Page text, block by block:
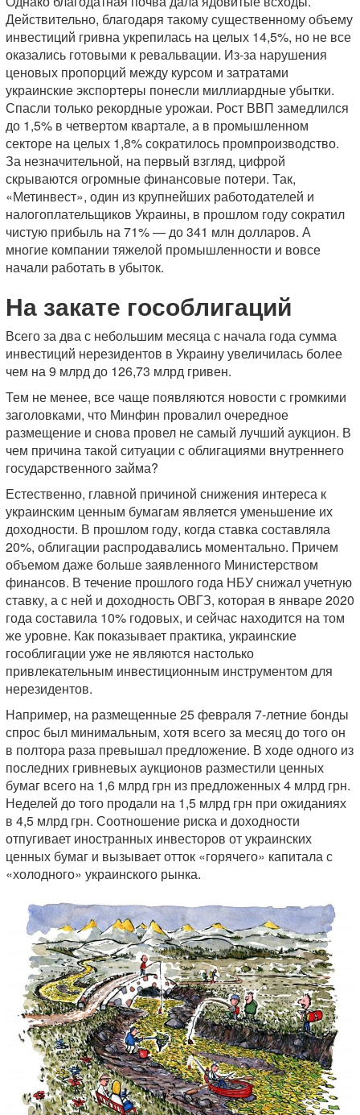
Действительно, благодаря такому существенному объему
инвестиций гривна укрепилась на целых 14,5%, но не все
оказались готовыми к ревальвации. Из-за нарушения
ценовых пропорций между курсом и затратами
украинские экспортеры понесли миллиардные убытки.
Спасли только рекордные урожаи. Рост ВВП замедлился
до 1,5% в четвертом квартале, а в промышленном
секторе на целых 1,8% сократилось промпроизводство.
За незначительной, на первый взгляд, цифрой
скрываются огромные финансовые потери. Так,
«Метинвест», один из крупнейших работодателей и
налогоплательщиков Украины, в прошлом году сократил
чистую прибыль на 71% — до 341 млн долларов. А
многие компании тяжелой промышленности и вовсе
начали работать в убыток.
На закате гособлигаций
Всего за два с небольшим месяца с начала года сумма
инвестиций нерезидентов в Украину увеличилась более
чем на 9 млрд до 126,73 млрд гривен.
Тем не менее, все чаще появляются новости с громкими
заголовками, что Минфин провалил очередное
размещение и снова провел не самый лучший аукцион. В
чем причина такой ситуации с облигациями внутреннего
государственного займа?
Естественно, главной причиной снижения интереса к
украинским ценным бумагам является уменьшение их
доходности. В прошлом году, когда ставка составляла
20%, облигации распродавались моментально. Причем
объемом даже больше заявленного Министерством
финансов. В течение прошлого года НБУ снижал учетную
ставку, а с ней и доходность ОВГЗ, которая в январе 2020
года составила 10% годовых, и сейчас находится на том
же уровне. Как показывает практика, украинские
гособлигации уже не являются настолько
привлекательным инвестиционным инструментом для
нерезидентов.
Например, на размещенные 25 февраля 7-летние бонды
спрос был минимальным, хотя всего за месяц до того он
в полтора раза превышал предложение. В ходе одного из
последних гривневых аукционов разместили ценных
бумаг всего на 1,6 млрд грн из предложенных 4 млрд грн.
Неделей до того продали на 1,5 млрд грн при ожиданиях
в 4,5 млрд грн. Соотношение риска и доходности
отпугивает иностранных инвесторов от украинских
ценных бумаг и вызывает отток «горячего» капитала с
«холодного» украинского рынка.